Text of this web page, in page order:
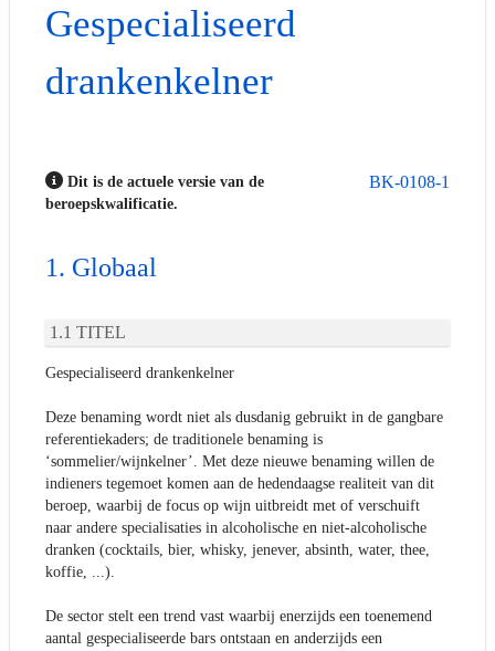
Gespecialiseerd
drankenkelner
BK-0108-1
Dit is de actuele versie van de
beroepskwalificatie.
Globaal
TITEL
Gespecialiseerd drankenkelner
Deze benaming wordt niet als dusdanig gebruikt in de gangbare
referentiekaders; de traditionele benaming is
‘sommelier/wijnkelner’. Met deze nieuwe benaming willen de
indieners tegemoet komen aan de hedendaagse realiteit van dit
beroep, waarbij de focus op wijn uitbreidt met of verschuift
naar andere specialisaties in alcoholische en niet-alcoholische
dranken (cocktails, bier, whisky, jenever, absinth, water, thee,
koffie, ...).
De sector stelt een trend vast waarbij enerzijds een toenemend
aantal gespecialiseerde bars ontstaan en anderzijds een